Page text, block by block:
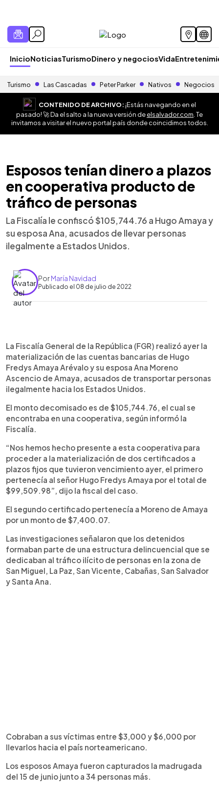
InicioNoticiasTurismoDinero y negociosVida
Turismo Las Cascadas Peter Parker Nativos Negocios
CONTENIDO DE ARCHIVO:¡Estás navegando en el
pasado! 🚀 Da el salto a la nueva versión deelsalvador.com . Te
invitamos a visitar el nuevo portal país donde coincidimos todos.
Esposos tenían dinero a plazos
en cooperativa producto de
tráfico de personas
La Fiscalía le confiscó $105,744.76 a Hugo Amaya y
su esposa Ana, acusados de llevar personas
ilegalmente a Estados Unidos.
PorMaría Navidad
Publicado el 08 de julio de 2022
► Escuchar artículo
La Fiscalía General de la República (FGR) realizó ayer la
materialización de las cuentas bancarias de Hugo
Fredys Amaya Arévalo y su esposa Ana Moreno
Ascencio de Amaya, acusados de transportar personas
ilegalmente hacia los Estados Unidos.
El monto decomisado es de $105,744.76, el cual se
encontraba en una cooperativa, según informó la
Fiscalía.
“Nos hemos hecho presente a esta cooperativa para
proceder a la materialización de dos certificados a
plazos fijos que tuvieron vencimiento ayer, el primero
pertenecía al señor Hugo Fredys Amaya por el total de
$99,509.98”, dijo la fiscal del caso.
El segundo certificado pertenecía a Moreno de Amaya
por un monto de $7,400.07.
Las investigaciones señalaron que los detenidos
formaban parte de una estructura delincuencial que se
dedicaban al tráfico ilícito de personas en la zona de
San Miguel, La Paz, San Vicente, Cabañas, San Salvador
y Santa Ana.
Cobraban a sus víctimas entre $3,000 y $6,000 por
llevarlos hacia el país norteamericano.
Los esposos Amaya fueron capturados la madrugada
del 15 de junio junto a 34 personas más.